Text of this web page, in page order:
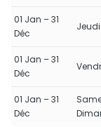
01 Jan – 31
Déc
Jeudi
01 Jan – 31
Déc
01 Jan – 31
Déc